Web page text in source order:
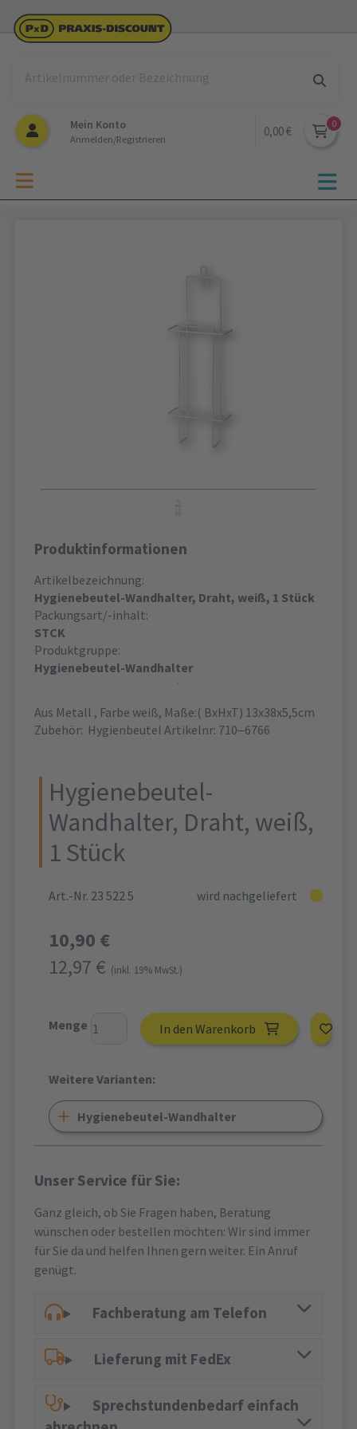
Mein Konto
Anmelden/Registrieren
0,00 €
Produktinformationen
Artikelbezeichnung:
Hygienebeutel-Wandhalter, Draht, weiß, 1 Stück
Packungsart/-inhalt:
STCK
Produktgruppe:
Hygienebeutel-Wandhalter
Aus Metall , Farbe weiß, Maße:( BxHxT) 13x38x5,5cm
Zubehör: Hygienbeutel Artikelnr: 710‒6766
Hygienebeutel-
Wandhalter, Draht, weiß,
1 Stück
Art.-Nr. 23 522 5 wird nachgeliefert
10,90 €
12,97 € (inkl. 19% MwSt.)
Menge In den Warenkorb
Weitere Varianten:
Hygienebeutel-Wandhalter
Unser Service für Sie:
Ganz gleich, ob Sie Fragen haben, Beratung
wünschen oder bestellen möchten: Wir sind immer
für Sie da und helfen Ihnen gern weiter. Ein Anruf
genügt.
Fachberatung am Telefon
Lieferung mit FedEx
Sprechstundenbedarf einfach